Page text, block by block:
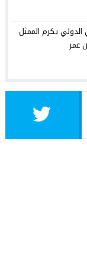
يكرم الممثل
عمر